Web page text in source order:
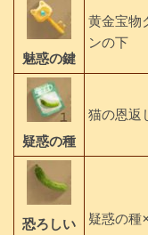
魅惑の鍵
黄金宝物
ンの下
疑惑の種
猫の恩返
恐ろしい
疑惑の種